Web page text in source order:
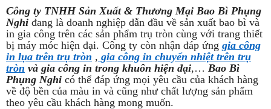
Công ty TNHH Sản Xuất & Thương Mại Bao Bì Phụng
Nghi đang là doanh nghiệp dẫn đầu về sản xuất bao bì và
in gia công trên các sản phẩm trụ tròn cùng với trang thiết
bị máy móc hiện đại. Công ty còn nhận đáp ứng gia công
in lụa trên trụ tròn , gia công in chuyển nhiệt trên trụ
tròn và gia công in trong khuôn hiện đại,… Bao Bì
Phụng Nghi có thể đáp ứng mọi yêu cầu của khách hàng
về độ bền của màu in và cũng như chất lượng sản phẩm
theo yêu cầu khách hàng mong muốn.